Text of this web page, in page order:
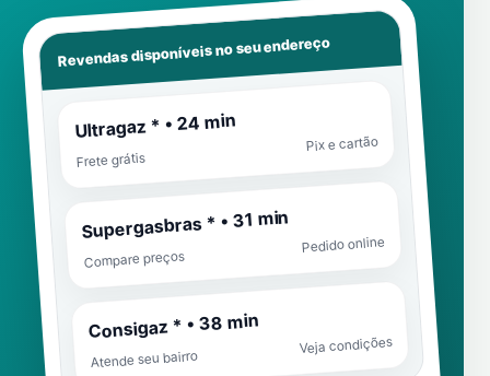
Revendas disponíveis no seu endereço
Ultragaz * • 24 min
Frete grátis
Pix e cartão
Supergasbras * • 31 min
Compare preços
Pedido online
Consigaz * • 38 min
Atende seu bairro
Veja condições